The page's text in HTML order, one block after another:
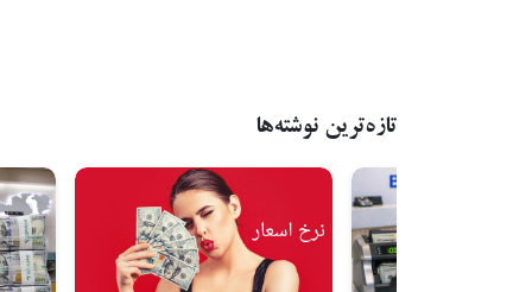
تازه‌ترین نوشته‌ها